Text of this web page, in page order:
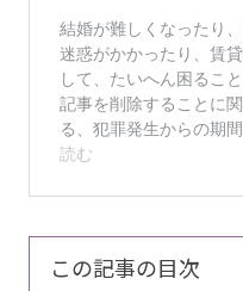
この記事の目次